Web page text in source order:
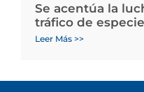
Se acentúa la
tráfico de
Leer Más >>